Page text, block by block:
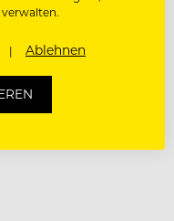
verwalten.
Ablehnen